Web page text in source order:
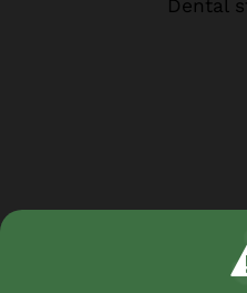
Dental